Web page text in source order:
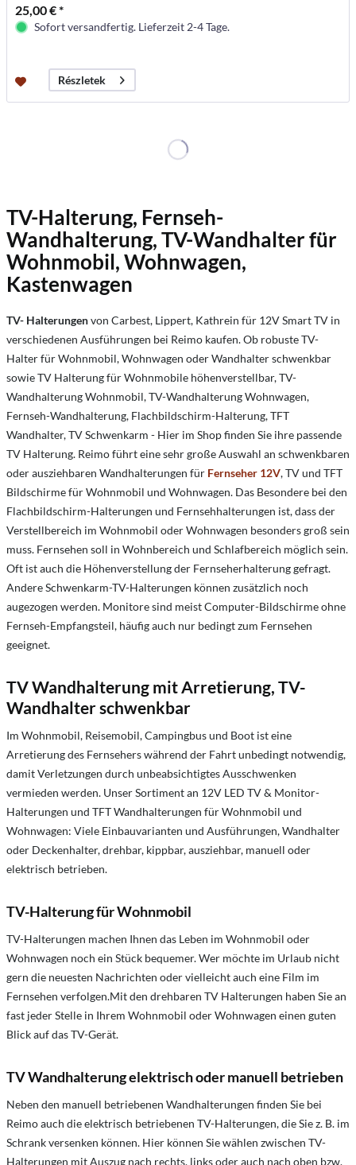
25,00 € *
Sofort versandfertig. Lieferzeit 2-4 Tage.
Részletek
TV-Halterung, Fernseh-
Wandhalterung, TV-Wandhalter für
Wohnmobil, Wohnwagen,
Kastenwagen
TV- Halterungenvon Carbest, Lippert, Kathrein für 12V Smart TV in
verschiedenen Ausführungen bei Reimo kaufen. Ob robuste TV-
Halter für Wohnmobil, Wohnwagen oder Wandhalter schwenkbar
sowie TV Halterung für Wohnmobile höhenverstellbar, TV-
Wandhalterung Wohnmobil, TV-Wandhalterung Wohnwagen,
Fernseh-Wandhalterung, Flachbildschirm-Halterung, TFT
Wandhalter, TV Schwenkarm - Hier im Shop finden Sie ihre passende
TV Halterung. Reimo führt eine sehr große Auswahl an schwenkbaren
oder ausziehbaren Wandhalterungen für Fernseher 12V, TV und TFT
Bildschirme für Wohnmobil und Wohnwagen. Das Besondere bei den
Flachbildschirm-Halterungen und Fernsehhalterungen ist, dass der
Verstellbereich im Wohnmobil oder Wohnwagen besonders groß sein
muss. Fernsehen soll in Wohnbereich und Schlafbereich möglich sein.
Oft ist auch die Höhenverstellung der Fernseherhalterung gefragt.
Andere Schwenkarm-TV-Halterungen können zusätzlich noch
augezogen werden. Monitore sind meist Computer-Bildschirme ohne
Fernseh-Empfangsteil, häufig auch nur bedingt zum Fernsehen
geeignet.
TV Wandhalterung mit Arretierung, TV-
Wandhalter schwenkbar
Im Wohnmobil, Reisemobil, Campingbus und Boot ist eine
Arretierung des Fernsehers während der Fahrt unbedingt notwendig,
damit Verletzungen durch unbeabsichtigtes Ausschwenken
vermieden werden. Unser Sortiment an 12V LED TV & Monitor-
Halterungen und TFT Wandhalterungen für Wohnmobil und
Wohnwagen: Viele Einbauvarianten und Ausführungen, Wandhalter
oder Deckenhalter, drehbar, kippbar, ausziehbar, manuell oder
elektrisch betrieben.
TV-Halterung für Wohnmobil
TV-Halterungen machen Ihnen das Leben im Wohnmobil oder
Wohnwagen noch ein Stück bequemer. Wer möchte im Urlaub nicht
gern die neuesten Nachrichten oder vielleicht auch eine Film im
Fernsehen verfolgen.Mit den drehbaren TV Halterungen haben Sie an
fast jeder Stelle in Ihrem Wohnmobil oder Wohnwagen einen guten
Blick auf das TV-Gerät.
TV Wandhalterung elektrisch oder manuell betrieben
Neben den manuell betriebenen Wandhalterungen finden Sie bei
Reimo auch die elektrisch betriebenen TV-Halterungen, die Sie z. B. im
Schrank versenken können. Hier können Sie wählen zwischen TV-
Halterungen mit Auszug nach rechts, links oder auch nach oben bzw.